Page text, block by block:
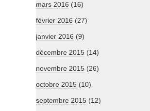
mars 2016 (16)
février 2016 (27)
janvier 2016 (9)
décembre 2015 (14)
novembre 2015 (26)
octobre 2015 (10)
septembre 2015 (12)